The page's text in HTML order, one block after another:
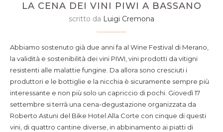
LA CENA DEI VINI PIWI A BASSANO
scritto da Luigi Cremona
Abbiamo sostenuto già due anni fa al Wine Festival di Merano,
la validità e sostenibilità dei vini PIWI, vini prodotti da vitigni
resistenti alle malattie fungine. Da allora sono cresciuti i
produttori e le bottiglie e la nicchia è sicuramente sempre più
interessante e non più solo un capriccio di pochi. Giovedì 17
settembre si terrà una cena-degustazione organizzata da
Roberto Astuni del Bike Hotel Alla Corte con cinque di questi
vini, di quattro cantine diverse, in abbinamento ai piatti di